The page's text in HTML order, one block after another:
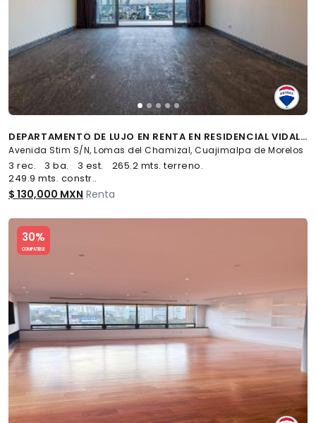
DEPARTAMENTO DE LUJO EN RENTA EN RESIDENCIAL VIDALTA, LOMAS DEL CHAMIZAL - (34)
Avenida Stim S/N, Lomas del Chamizal, Cuajimalpa de Morelos
3 rec. 3 ba. 3 est.
265.2 mts. terreno.
249.9 mts. constr..
$ 130,000 MXN Renta
30%
COMPATIBLE
Slide 1 of 5